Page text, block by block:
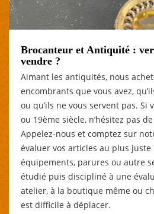
Brocanteur et Antiquité :
vendre ?
Aimant les antiquités, nous
encombrants que vous avez,
ou qu’ils ne vous servent pas. Si
ou 19ème siècle, n’hésitez pas
Appelez-nous et comptez sur
évaluer vos articles au plus
équipements, parures ou autre
étudié puis discipliné à une
atelier, à la boutique même ou
est difficile à déplacer.